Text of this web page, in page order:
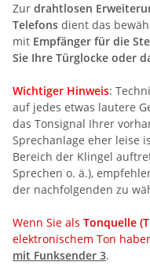
Zur drahtlosen
Telefons dient das
mit Empfänger für die
Sie Ihre Türglocke oder
Wichtiger Hinweis:
auf jedes etwas lautere
das Tonsignal Ihrer
Sprechanlage eher leise
Bereich der Klingel
Sprechen o. ä.),
der nachfolgenden zu
Wenn Sie als Tonquelle
elektronischem Ton
mit Funksender 3.